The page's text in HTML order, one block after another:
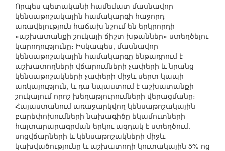
Որպես պետականի համեմատ մասնավոր
կենսաթոշակային համակարգի հաջորդ
առավելություն հաճախ նշում են երկրորդի
«աշխատանքի շուկայի ճիշտ խթաններ» ստեղծելու
կարողությունը։ Իսկապես, մասնավոր
կենսաթոշակային համակարգը ենթադրում է
աշխատողների վճարումների չափերի և նրանց
կենսաթոշակների չափերի միջև սերտ կապի
առկայություն, և դա նպաստում է աշխատանքի
շուկայում որոշ խեղաթյուրումների վերացմանը։
Հայաստանում առաջարկվող կենսաթոշակային
բարեփոխումների նախագիծը եկամուտների
հայտարարագրման երկու ազդակ է ստեղծում.
սոցվճարների և կենսաթոշակների միջև
կախվածությունը և աշխատողի կուտակային 5%-ոց